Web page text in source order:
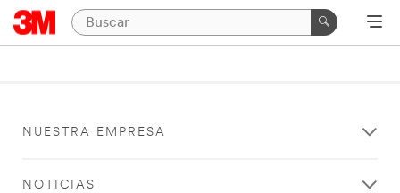
NUESTRA EMPRESA
NOTICIAS